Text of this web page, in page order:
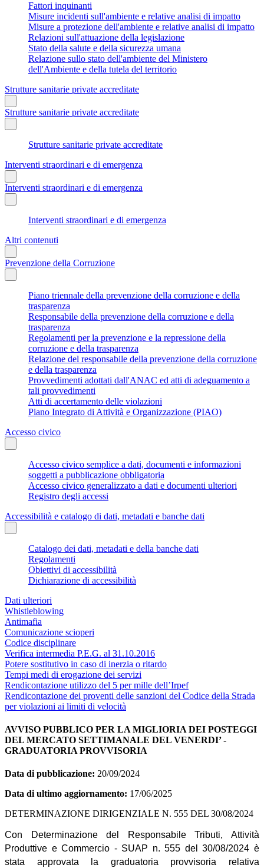
Fattori inquinanti
Misure incidenti sull'ambiente e relative analisi di impatto
Misure a protezione dell'ambiente e relative analisi di impatto
Relazioni sull'attuazione della legislazione
Stato della salute e della sicurezza umana
Relazione sullo stato dell'ambiente del Ministero
dell'Ambiente e della tutela del territorio
Strutture sanitarie private accreditate
Strutture sanitarie private accreditate
Strutture sanitarie private accreditate
Interventi straordinari e di emergenza
Interventi straordinari e di emergenza
Interventi straordinari e di emergenza
Altri contenuti
Prevenzione della Corruzione
Piano triennale della prevenzione della corruzione e della
trasparenza
Responsabile della prevenzione della corruzione e della
trasparenza
Regolamenti per la prevenzione e la repressione della
corruzione e della trasparenza
Relazione del responsabile della prevenzione della corruzione
e della trasparenza
Provvedimenti adottati dall'ANAC ed atti di adeguamento a
tali provvedimenti
Atti di accertamento delle violazioni
Piano Integrato di Attività e Organizzazione (PIAO)
Accesso civico
Accesso civico semplice a dati, documenti e informazioni
soggetti a pubblicazione obbligatoria
Accesso civico generalizzato a dati e documenti ulteriori
Registro degli accessi
Accessibilità e catalogo di dati, metadati e banche dati
Catalogo dei dati, metadati e della banche dati
Regolamenti
Obiettivi di accessibilità
Dichiarazione di accessibilità
Dati ulteriori
Whistleblowing
Antimafia
Comunicazione scioperi
Codice disciplinare
Verifica intermedia P.E.G. al 31.10.2016
Potere sostitutivo in caso di inerzia o ritardo
Tempi medi di erogazione dei servizi
Rendicontazione utilizzo del 5 per mille dell’Irpef
Rendicontazione dei proventi delle sanzioni del Codice della Strada
per violazioni ai limiti di velocità
AVVISO PUBBLICO PER LA MIGLIORIA DEI POSTEGGI
DEL MERCATO SETTIMANALE DEL VENERDI’ -
GRADUATORIA PROVVISORIA
Data di pubblicazione: 20/09/2024
Data di ultimo aggiornamento: 17/06/2025
DETERMINAZIONE DIRIGENZIALE N. 555 DEL 30/08/2024
Con Determinazione del Responsabile Tributi, Attività
Produttive e Commercio - SUAP n. 555 del 30/08/2024 è
stata approvata la graduatoria provvisoria relativa